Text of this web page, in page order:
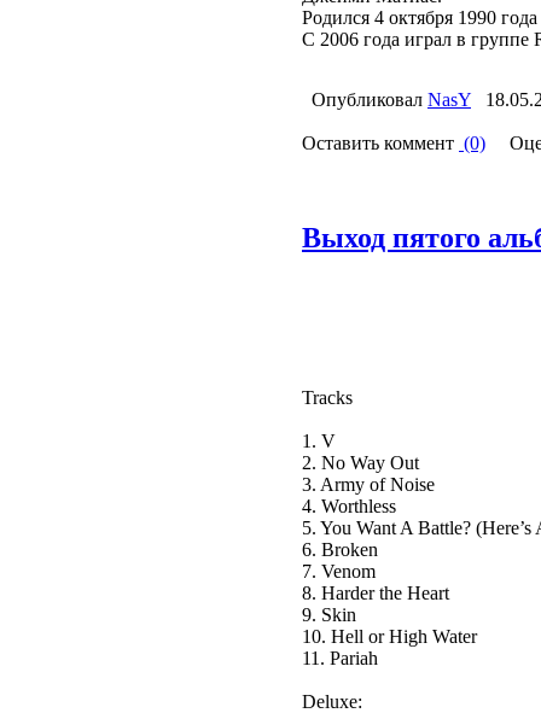
Родился 4 октября 1990
С 2006 года играл в группе
Опубликовал NasY
Оставить коммент (0)
Выход пятого
Tracks
1. V
2. No Way Out
3. Army of Noise
4. Worthless
5. You Want A Battle? (Here’s
6. Broken
7. Venom
8. Harder the Heart
9. Skin
10. Hell or High Water
11. Pariah
Deluxe: